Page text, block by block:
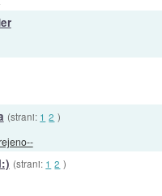
(strani: 1 2 )
(strani: 1 2 )